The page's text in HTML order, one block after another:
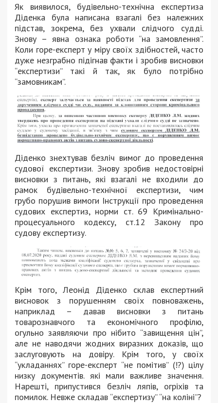
Як виявилося, будівельно-технічна експертиза
Діденка була написана взагалі без належних
підстав, зокрема, без ухвали слідчого судді.
Знову – явна ознака роботи “на замовлення”.
Коли горе-експерт у міру своїх здібностей, часто
дуже незграбно підігнав факти і зробив висновки
“експертизи” такі й так, як було потрібно
“замовникам”.
Діденко знехтував безліч вимог до проведення
судової експертизи. Знову зробив недостовірні
висновки з питань, які взагалі не входили до
рамок будівельно-технічної експертизи, чим
грубо порушив вимоги Інструкції про проведення
судових експертиз, норми ст. 69 Кримінально-
процесуального кодексу, ст.12 Закону про
судову експертизу.
Крім того, Леонід Діденко склав експертний
висновок з порушенням своїх повноважень,
наприклад – давав висновки з питань
товарознавчого та економічного профілю,
огульно заявляючи про нібито “завищення цін”,
але не наводячи жодних виразних доказів, що
заслуговують на довіру. Крім того, у своїх
“укладаннях” горе-експерт “не помітив” (!?) цілу
низку документів. які мали важливе значення.
Нарешті, припустився безліч ляпів, огріхів та
помилок. Невже складав “експертизу” “на коліні”?